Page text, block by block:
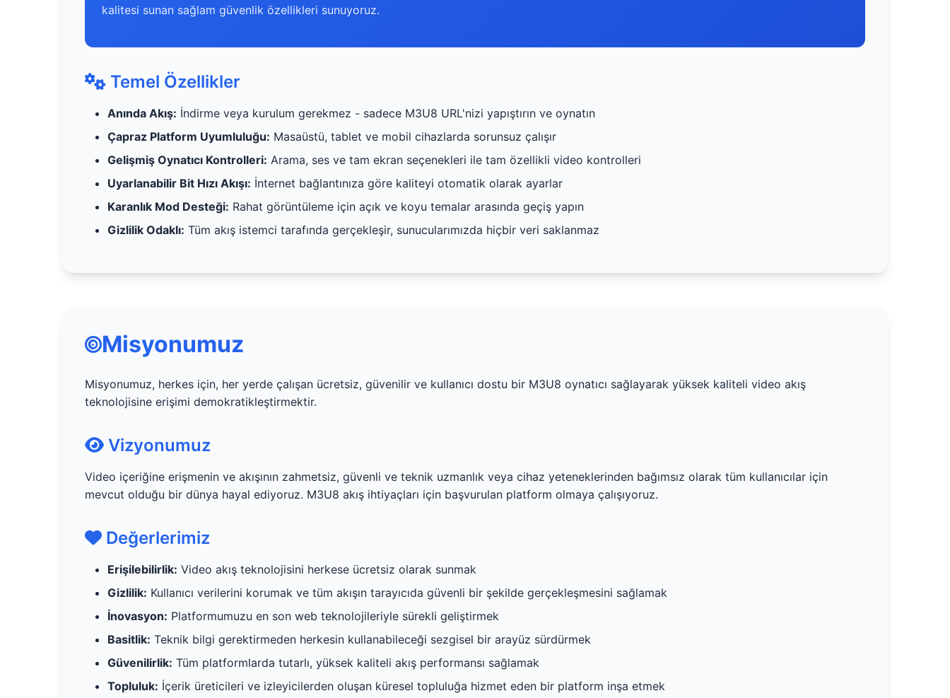
kalitesi sunan sağlam güvenlik özellikleri sunuyoruz.
Temel Özellikler
Anında Akış: İndirme veya kurulum gerekmez - sadece M3U8 URL'nizi yapıştırın ve oynatın
Çapraz Platform Uyumluluğu: Masaüstü, tablet ve mobil cihazlarda sorunsuz çalışır
Gelişmiş Oynatıcı Kontrolleri: Arama, ses ve tam ekran seçenekleri ile tam özellikli video kontrolleri
Uyarlanabilir Bit Hızı Akışı: İnternet bağlantınıza göre kaliteyi otomatik olarak ayarlar
Karanlık Mod Desteği: Rahat görüntüleme için açık ve koyu temalar arasında geçiş yapın
Gizlilik Odaklı: Tüm akış istemci tarafında gerçekleşir, sunucularımızda hiçbir veri saklanmaz
Misyonumuz
Misyonumuz, herkes için, her yerde çalışan ücretsiz, güvenilir ve kullanıcı dostu bir M3U8 oynatıcı sağlayarak yüksek kaliteli video akış
teknolojisine erişimi demokratikleştirmektir.
Vizyonumuz
Video içeriğine erişmenin ve akışının zahmetsiz, güvenli ve teknik uzmanlık veya cihaz yeteneklerinden bağımsız olarak tüm kullanıcılar için
mevcut olduğu bir dünya hayal ediyoruz. M3U8 akış ihtiyaçları için başvurulan platform olmaya çalışıyoruz.
Değerlerimiz
Erişilebilirlik: Video akış teknolojisini herkese ücretsiz olarak sunmak
Gizlilik: Kullanıcı verilerini korumak ve tüm akışın tarayıcıda güvenli bir şekilde gerçekleşmesini sağlamak
İnovasyon: Platformumuzu en son web teknolojileriyle sürekli geliştirmek
Basitlik: Teknik bilgi gerektirmeden herkesin kullanabileceği sezgisel bir arayüz sürdürmek
Güvenilirlik: Tüm platformlarda tutarlı, yüksek kaliteli akış performansı sağlamak
Topluluk: İçerik üreticileri ve izleyicilerden oluşan küresel topluluğa hizmet eden bir platform inşa etmek